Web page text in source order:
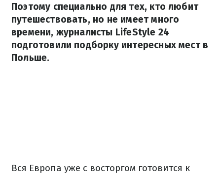
Поэтому специально для тех, кто любит
путешествовать, но не имеет много
времени, журналисты LifeStyle 24
подготовили подборку интересных мест в
Польше.
Вся Европа уже с восторгом готовится к